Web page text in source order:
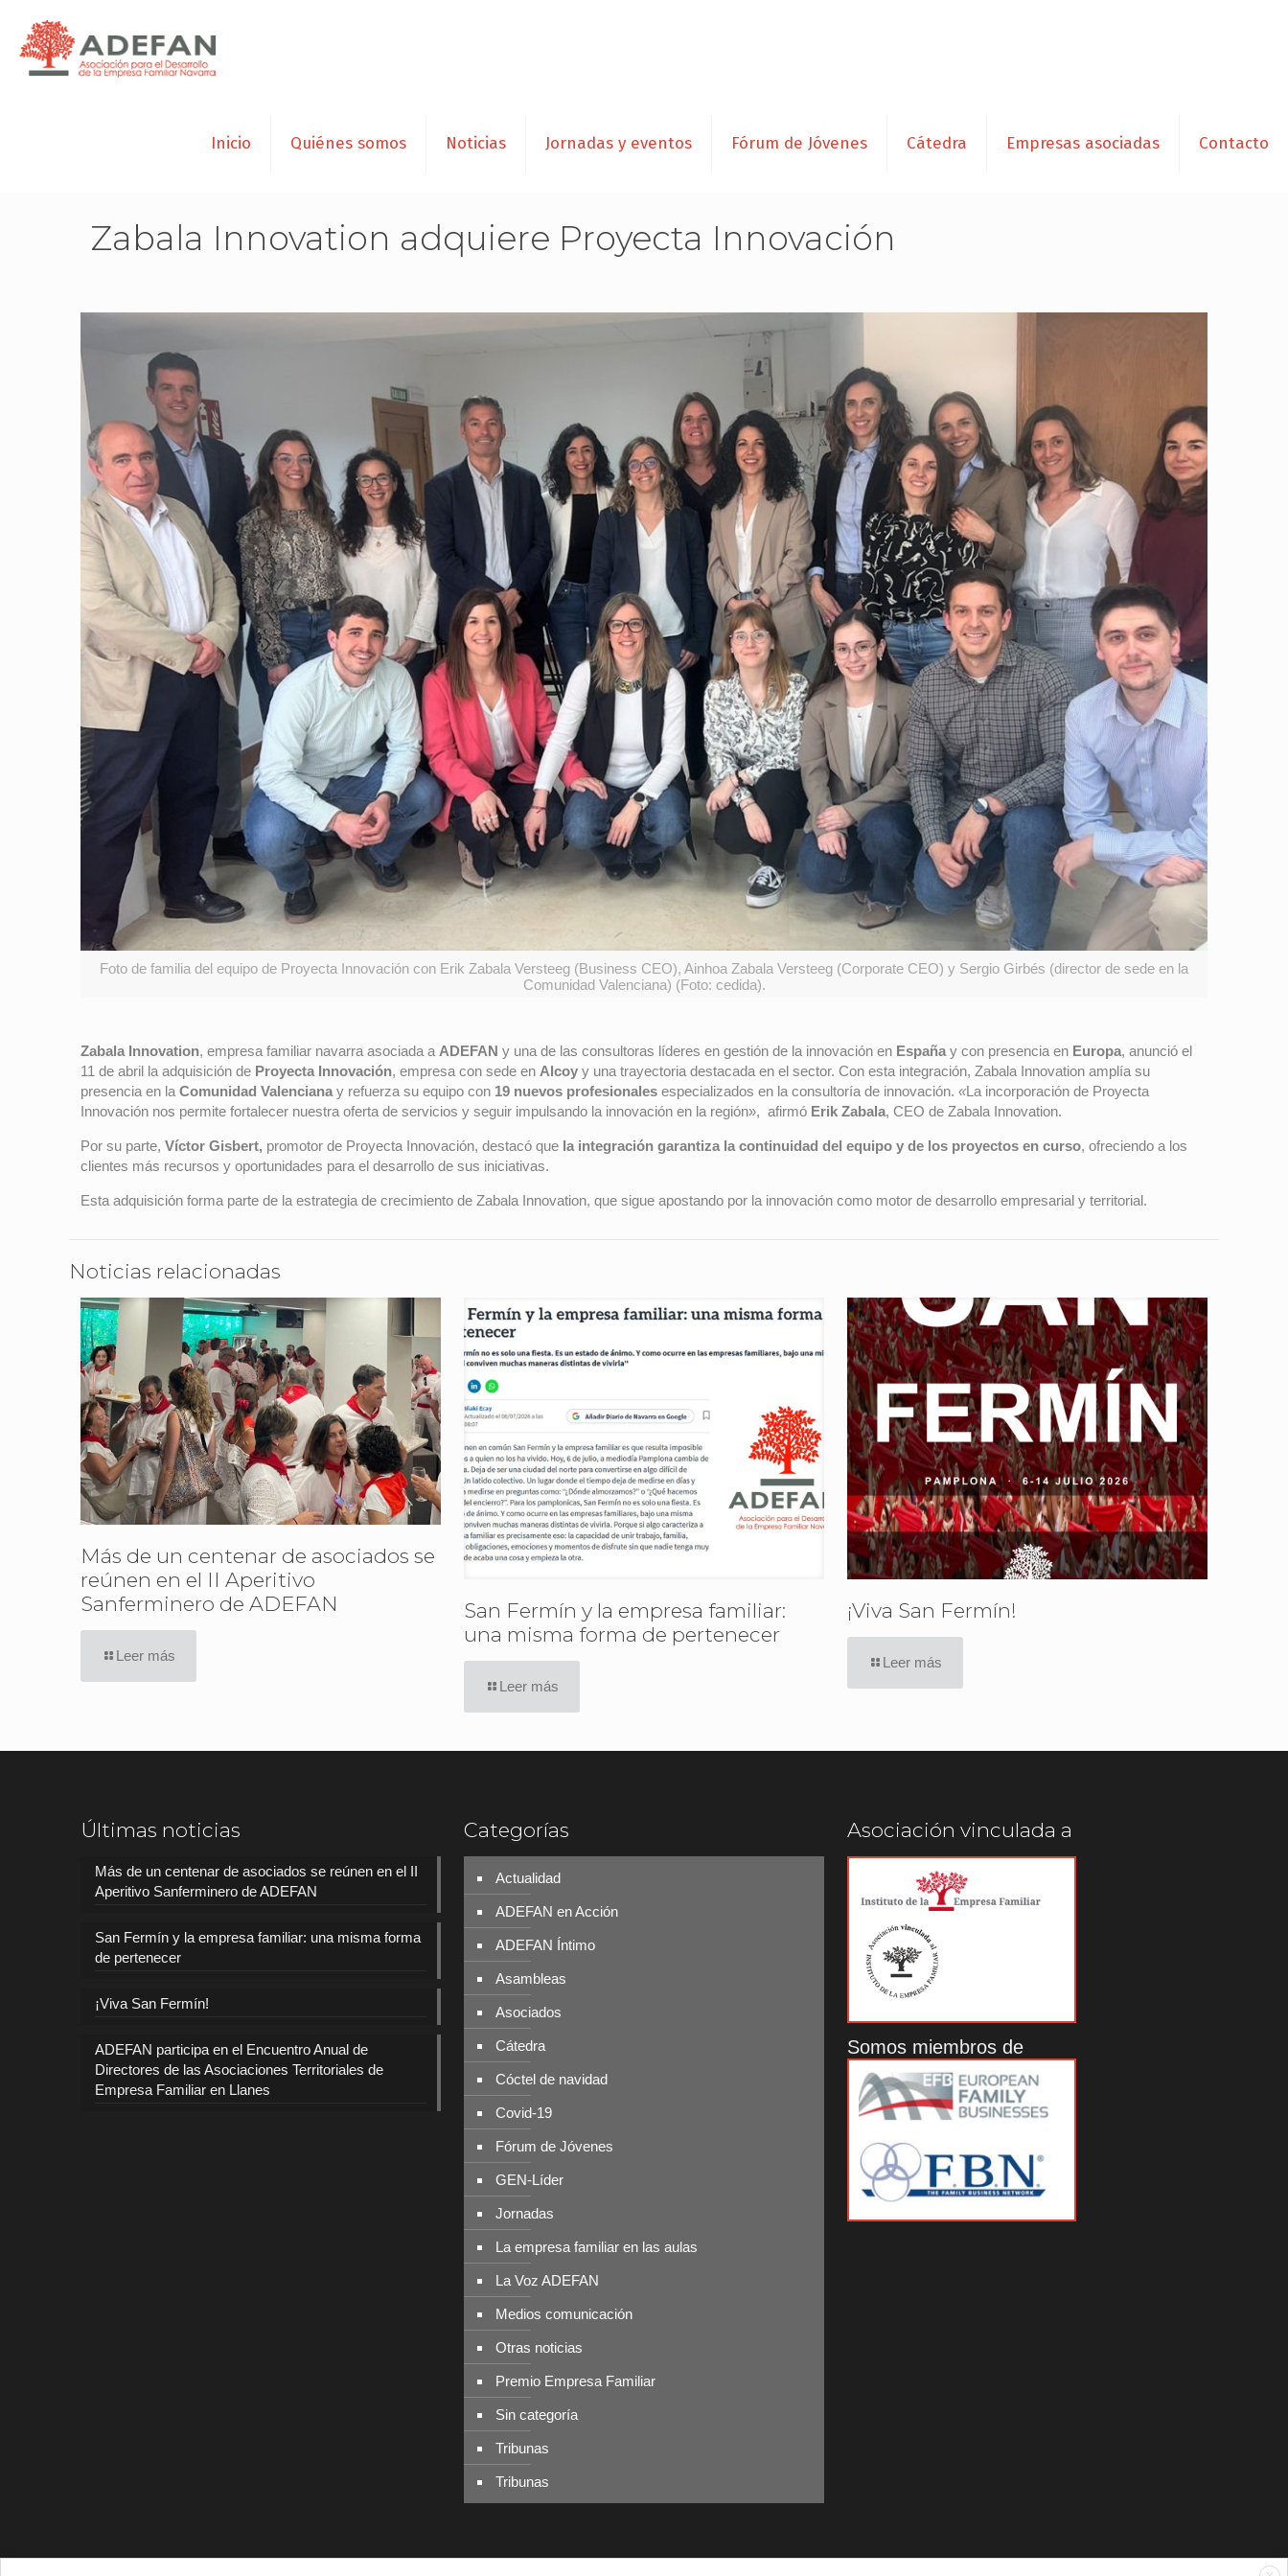
Inicio Quiénes somos Noticias Jornadas y eventos Fórum de Jóvenes Cátedra Empresas asociadas Contacto
Zabala Innovation adquiere Proyecta Innovación
Foto de familia del equipo de Proyecta Innovación con Erik Zabala Versteeg (Business CEO), Ainhoa Zabala Versteeg (Corporate CEO) y Sergio Girbés (director de sede en la
Comunidad Valenciana) (Foto: cedida).
Zabala Innovation, empresa familiar navarra asociada a ADEFAN y una de las consultoras líderes en gestión de la innovación en España y con presencia en Europa, anunció el
11 de abril la adquisición de Proyecta Innovación, empresa con sede en Alcoy y una trayectoria destacada en el sector. Con esta integración, Zabala Innovation amplía su
presencia en la Comunidad Valenciana y refuerza su equipo con 19 nuevos profesionales especializados en la consultoría de innovación. «La incorporación de Proyecta
Innovación nos permite fortalecer nuestra oferta de servicios y seguir impulsando la innovación en la región», afirmó Erik Zabala, CEO de Zabala Innovation.
Por su parte, Víctor Gisbert, promotor de Proyecta Innovación, destacó que la integración garantiza la continuidad del equipo y de los proyectos en curso, ofreciendo a los
clientes más recursos y oportunidades para el desarrollo de sus iniciativas.
Esta adquisición forma parte de la estrategia de crecimiento de Zabala Innovation, que sigue apostando por la innovación como motor de desarrollo empresarial y territorial.
Noticias relacionadas
Más de un centenar de asociados se
reúnen en el II Aperitivo
Sanferminero de ADEFAN
Leer más
San Fermín y la empresa familiar:
una misma forma de pertenecer
Leer más
¡Viva San Fermín!
Leer más
Últimas noticias
Más de un centenar de asociados se reúnen en el II
Aperitivo Sanferminero de ADEFAN
San Fermín y la empresa familiar: una misma forma
de pertenecer
¡Viva San Fermín!
ADEFAN participa en el Encuentro Anual de
Directores de las Asociaciones Territoriales de
Empresa Familiar en Llanes
Categorías
Actualidad
ADEFAN en Acción
ADEFAN Íntimo
Asambleas
Asociados
Cátedra
Cóctel de navidad
Covid-19
Fórum de Jóvenes
GEN-Líder
Jornadas
La empresa familiar en las aulas
La Voz ADEFAN
Medios comunicación
Otras noticias
Premio Empresa Familiar
Sin categoría
Tribunas
Tribunas
Asociación vinculada a
Somos miembros de